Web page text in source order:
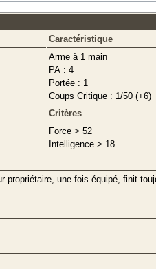
Caractéristique
Arme à 1 main
PA : 4
Portée : 1
Coups Critique : 1/50 (+6)
Critères
Force > 52
Intelligence > 18
une fois équipé, finit